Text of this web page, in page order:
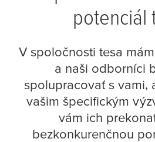
potenciál
V spoločnosti tesa
a naši odborníci
spolupracovať s vami,
vašim špecifickým
vám ich
bezkonkurenčnou